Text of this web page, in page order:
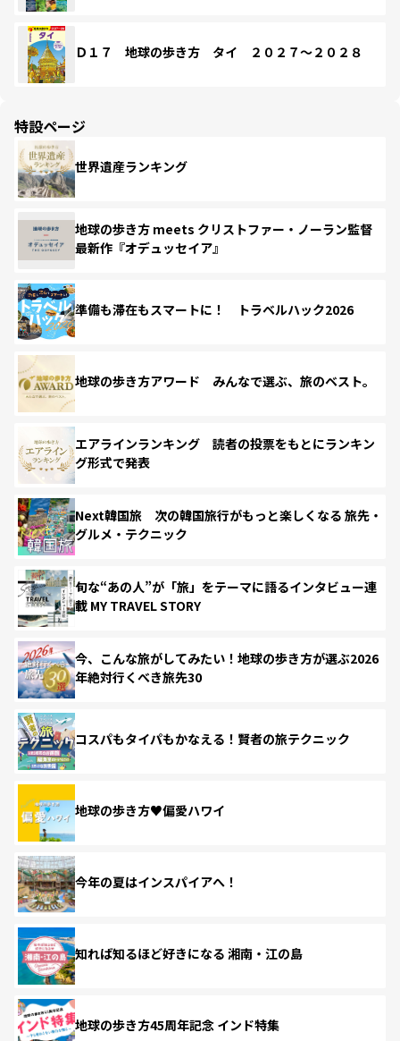
Ｄ１７ 地球の歩き方 タイ ２０２７～２０２８
特設ページ
世界遺産ランキング
地球の歩き方 meets クリストファー・ノーラン監督
最新作『オデュッセイア』
準備も滞在もスマートに！ トラベルハック2026
地球の歩き方アワード みんなで選ぶ、旅のベスト。
エアラインランキング 読者の投票をもとにランキン
グ形式で発表
Next韓国旅 次の韓国旅行がもっと楽しくなる 旅先・
グルメ・テクニック
旬な“あの人”が「旅」をテーマに語るインタビュー連
載 MY TRAVEL STORY
今、こんな旅がしてみたい！地球の歩き方が選ぶ2026
年絶対行くべき旅先30
コスパもタイパもかなえる！賢者の旅テクニック
地球の歩き方♥偏愛ハワイ
今年の夏はインスパイアへ！
知れば知るほど好きになる 湘南・江の島
地球の歩き方45周年記念 インド特集